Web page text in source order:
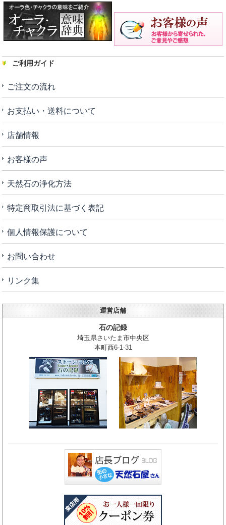
ご利用ガイド
ご注文の流れ
お支払い・送料について
店舗情報
お客様の声
天然石の浄化方法
特定商取引法に基づく表記
個人情報保護について
お問い合わせ
リンク集
運営店舗
石の記録
埼玉県さいたま市中央区
本町西6-1-31